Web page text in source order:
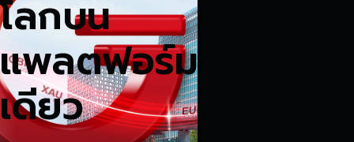
โลกบน
แพลตฟอร์ม
เดียว